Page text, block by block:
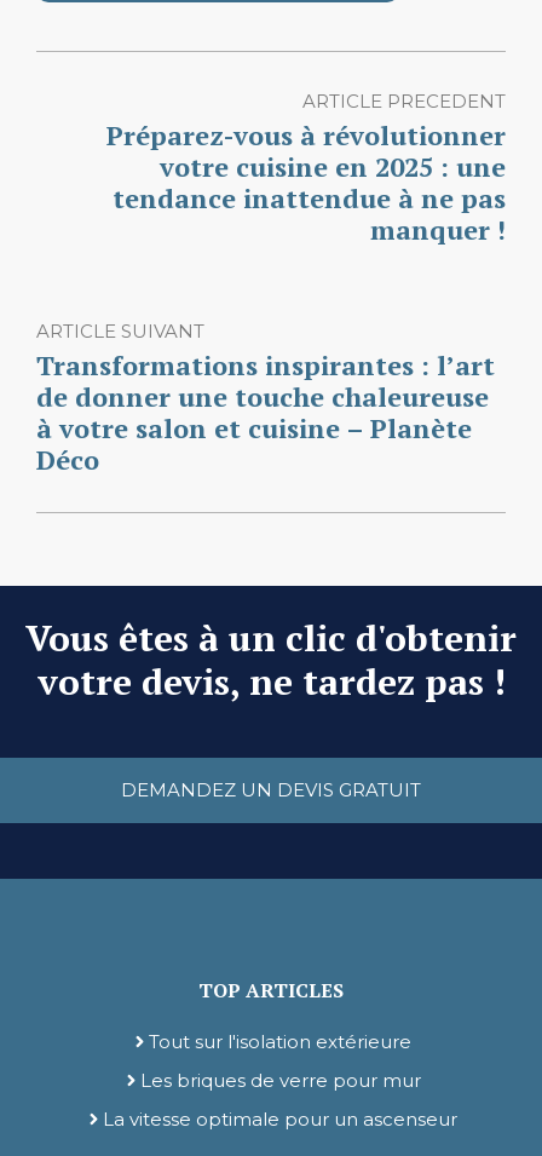
ARTICLE PRECEDENT
Préparez-vous à révolutionner
votre cuisine en 2025 : une
tendance inattendue à ne pas
manquer !
ARTICLE SUIVANT
Transformations inspirantes : l’art
de donner une touche chaleureuse
à votre salon et cuisine – Planète
Déco
Vous êtes à un clic d'obtenir
votre devis, ne tardez pas !
DEMANDEZ UN DEVIS GRATUIT
TOP ARTICLES
Tout sur l'isolation extérieure
Les briques de verre pour mur
La vitesse optimale pour un ascenseur